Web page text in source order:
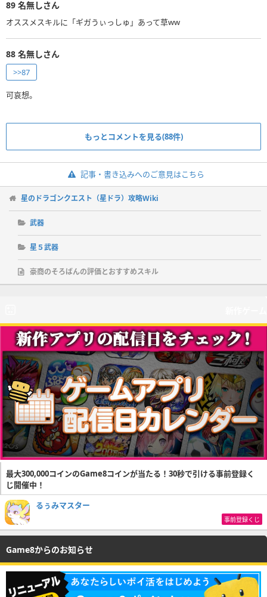
89 名無しさん
オススメスキルに「ギガうぃっしゅ」あって草ww
88 名無しさん
>>87
可哀想。
もっとコメントを見る(88件)
記事・書き込みへのご意見はこちら
星のドラゴンクエスト（星ドラ）攻略Wiki
武器
星５武器
豪商のそろばんの評価とおすすめスキル
最大300,000コインのGame8コインが当たる！30秒で引ける事前登録く
じ開催中！
るぅみマスター
事前登録くじ
Game8からのお知らせ